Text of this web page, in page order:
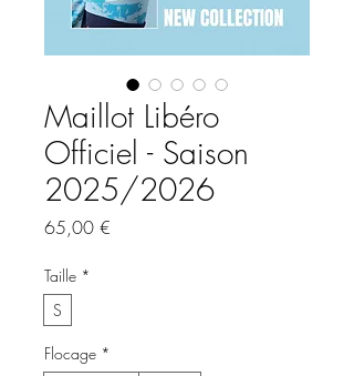
Maillot Libéro
Officiel - Saison
2025/2026
65,00 €
Taille *
S
Flocage *